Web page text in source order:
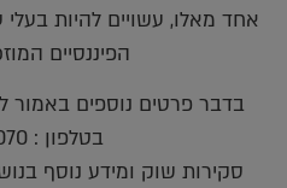
אחד מאלו, עשויים להיות בעלי
הפיננסיים
בדבר פרטים נוספים באמור
בטלפון : 036167070
סקירות שוק ומידע נוסף